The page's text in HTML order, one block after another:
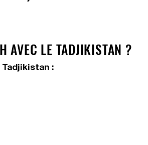
AVEC LE TADJIKISTAN ?
: